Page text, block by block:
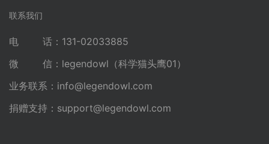
联系我们
电 话：131-02033885
微 信：legendowl（科学猫头鹰01）
业务联系： info@legendowl.com
捐赠支持： support@legendowl.com